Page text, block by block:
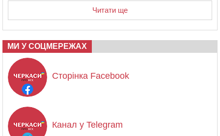
Читати ще
МИ У СОЦМЕРЕЖАХ
Сторінка Facebook
Канал у Telegram